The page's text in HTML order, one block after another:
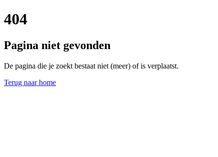
404
Pagina niet gevonden
De pagina die je zoekt bestaat niet (meer) of is verplaatst.
Terug naar home